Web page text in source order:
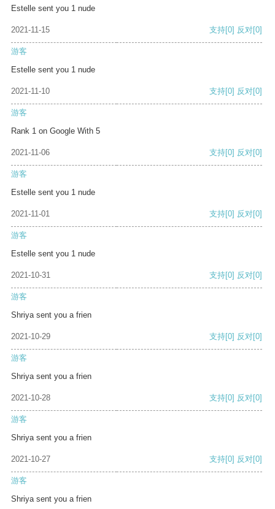
Estelle sent you 1 nude
2021-11-15 支持[0] 反对[0]
游客
Estelle sent you 1 nude
2021-11-10 支持[0] 反对[0]
游客
Rank 1 on Google With 5
2021-11-06 支持[0] 反对[0]
游客
Estelle sent you 1 nude
2021-11-01 支持[0] 反对[0]
游客
Estelle sent you 1 nude
2021-10-31 支持[0] 反对[0]
游客
Shriya sent you a frien
2021-10-29 支持[0] 反对[0]
游客
Shriya sent you a frien
2021-10-28 支持[0] 反对[0]
游客
Shriya sent you a frien
2021-10-27 支持[0] 反对[0]
游客
Shriya sent you a frien